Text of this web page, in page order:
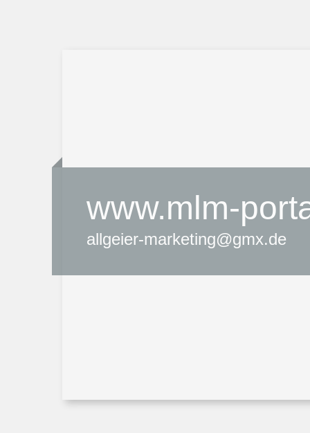
www.mlm-
allgeier-marketing@gmx.de